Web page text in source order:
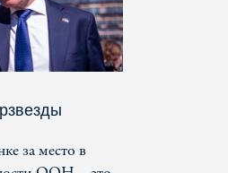
за место в